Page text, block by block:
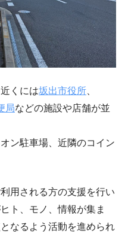
くには坂出市役所、
局などの施設や店舗が並
ン駐車場、近隣のコイン
用される方の支援を行い
ヒト、モノ、情報が集ま
なるよう活動を進められ